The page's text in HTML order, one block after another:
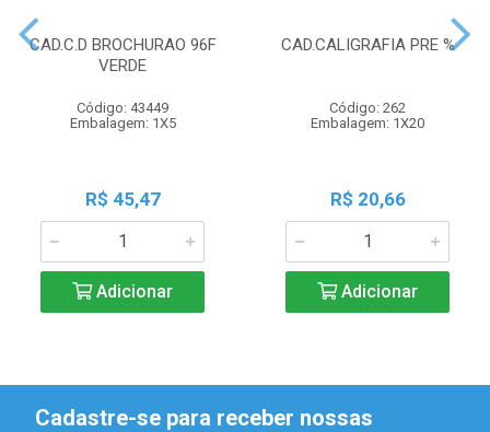
CAD.C.D BROCHURAO 96F
VERDE
Código: 43449
Embalagem: 1X5
R$ 45,47
Adicionar
CAD.CALIGRAFIA PRE %
Código: 262
Embalagem: 1X20
R$ 20,66
Adicionar
Cadastre-se para receber nossas